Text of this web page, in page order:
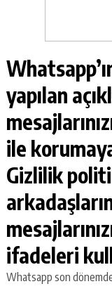
yapılan
ile
Gizlilik
ifadeleri
Whatsapp son